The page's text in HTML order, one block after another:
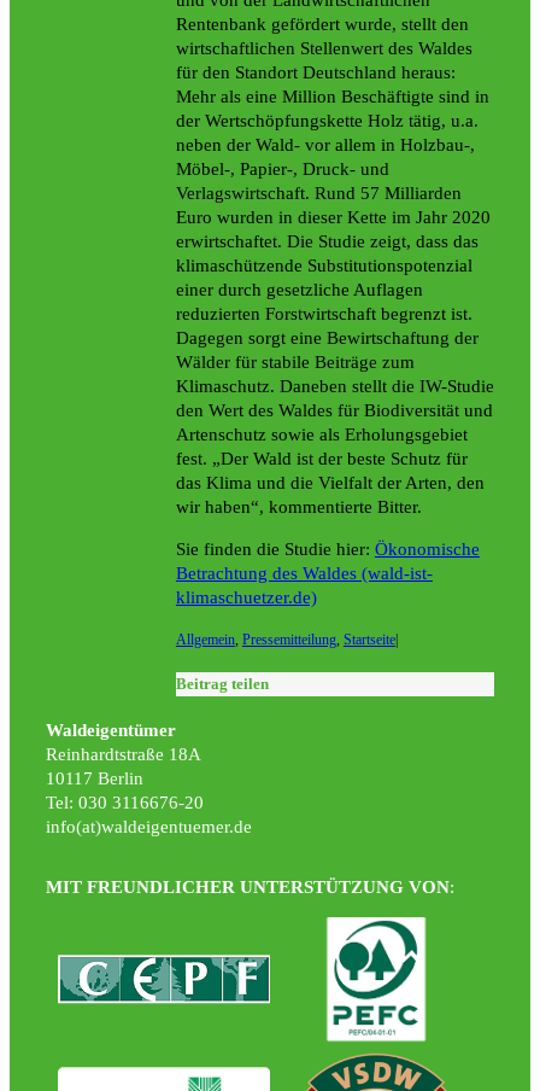
Rentenbank gefördert wurde, stellt den
wirtschaftlichen Stellenwert des Waldes
für den Standort Deutschland heraus:
Mehr als eine Million Beschäftigte sind in
der Wertschöpfungskette Holz tätig, u.a.
neben der Wald- vor allem in Holzbau-,
Möbel-, Papier-, Druck- und
Verlagswirtschaft. Rund 57 Milliarden
Euro wurden in dieser Kette im Jahr 2020
erwirtschaftet. Die Studie zeigt, dass das
klimaschützende Substitutionspotenzial
einer durch gesetzliche Auflagen
reduzierten Forstwirtschaft begrenzt ist.
Dagegen sorgt eine Bewirtschaftung der
Wälder für stabile Beiträge zum
Klimaschutz. Daneben stellt die IW-Studie
den Wert des Waldes für Biodiversität und
Artenschutz sowie als Erholungsgebiet
fest. „Der Wald ist der beste Schutz für
das Klima und die Vielfalt der Arten, den
wir haben“, kommentierte Bitter.
Sie finden die Studie hier: Ökonomische
Betrachtung des Waldes (wald-ist-
klimaschuetzer.de)
Allgemein, Pressemitteilung, Startseite|
Beitrag teilen
Waldeigentümer
Reinhardtstraße 18A
10117 Berlin
Tel: 030 3116676-20
info(at)waldeigentuemer.de
MIT FREUNDLICHER UNTERSTÜTZUNG VON: